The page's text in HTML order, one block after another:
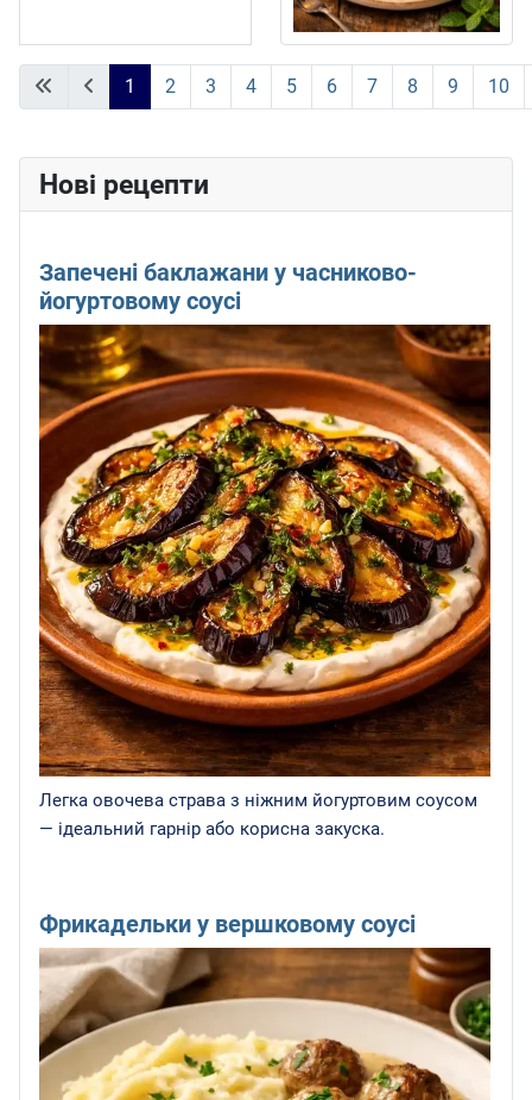
Сторінка 1 із 10
1 2 3 4 5 6 7 8 9 10
Нові рецепти
Запечені баклажани у часниково-
йогуртовому соусі
Легка овочева страва з ніжним йогуртовим соусом
— ідеальний гарнір або корисна закуска.
Фрикадельки у вершковому соусі